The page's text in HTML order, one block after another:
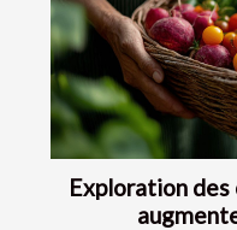
Exploration